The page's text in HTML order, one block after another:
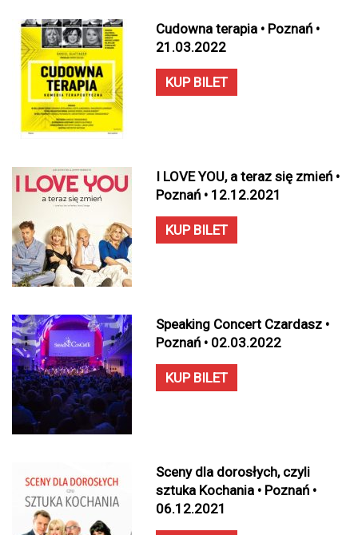
Cudowna terapia • Poznań •
21.03.2022
KUP BILET
I LOVE YOU, a teraz się zmień •
Poznań • 12.12.2021
KUP BILET
Speaking Concert Czardasz •
Poznań • 02.03.2022
KUP BILET
Sceny dla dorosłych, czyli
sztuka Kochania • Poznań •
06.12.2021